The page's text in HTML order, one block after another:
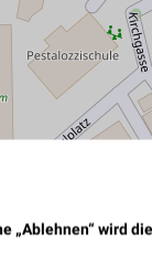
„Ablehnen“ wird